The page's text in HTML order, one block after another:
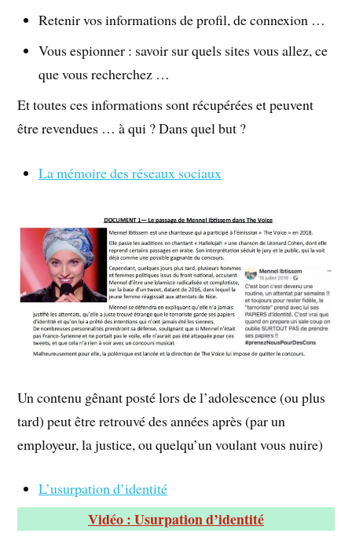
Retenir vos informations de profil, de connexion …
Vous espionner : savoir sur quels sites vous allez, ce
que vous recherchez …
Et toutes ces informations sont récupérées et peuvent
être revendues … à qui ? Dans quel but ?
La mémoire des réseaux sociaux
Un contenu gênant posté lors de l’adolescence (ou plus
tard) peut être retrouvé des années après (par un
employeur, la justice, ou quelqu’un voulant vous nuire)
L’usurpation d’identité
Vidéo : Usurpation d’identité